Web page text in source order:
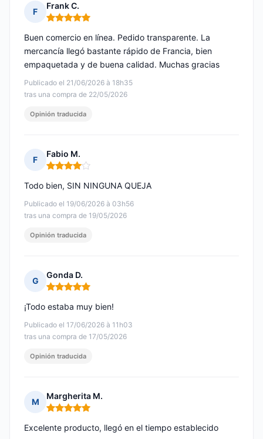
F
Frank C.
Nota: 5 de 5
Publicado el 21/06/2026 à 18h35
tras una compra de 22/05/2026
Buen comercio en línea. Pedido transparente. La
mercancía llegó bastante rápido de Francia, bien
empaquetada y de buena calidad. Muchas gracias
Opinión traducida
F
Fabio M.
Nota: 4 de 5
Publicado el 19/06/2026 à 03h56
tras una compra de 19/05/2026
Todo bien, SIN NINGUNA QUEJA
Opinión traducida
G
Gonda D.
Nota: 5 de 5
Publicado el 17/06/2026 à 11h03
tras una compra de 17/05/2026
¡Todo estaba muy bien!
Opinión traducida
M
Margherita M.
Nota: 5 de 5
Excelente producto, llegó en el tiempo establecido